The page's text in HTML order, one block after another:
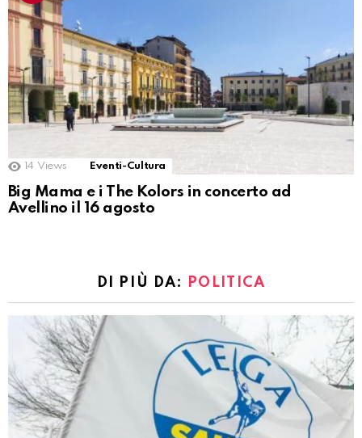
14 Views Eventi-Cultura
Big Mama e i The Kolors in concerto ad
Avellino il 16 agosto
DI PIÙ DA: POLITICA